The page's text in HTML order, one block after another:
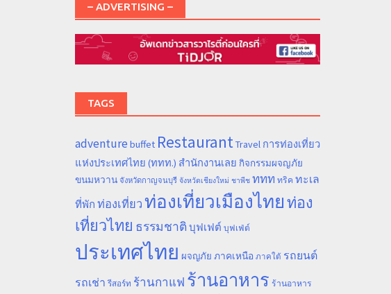
– ADVERTISING –
TAGS
adventure buffet RestaurantTravel การท่องเที่ยว
แห่งประเทศไทย (ททท.) สำนักงานเลย กิจกรรมผจญภัย
ขนมหวาน จังหวัดกาญจนบุรี จังหวัดเชียงใหม่ ชาพีช ททท ทริค ทะเล
ที่พัก ท่องเที่ยวท่องเที่ยวเมืองไทยท่อง
เที่ยวไทย ธรรมชาติ บุฟเฟต์ บุฟเฟ่ต์
ประเทศไทย ผจญภัย ภาคเหนือ ภาคใต้ รถยนต์
รถเช่า รีสอร์ท ร้านกาแฟ ร้านอาหาร ร้านอาหาร